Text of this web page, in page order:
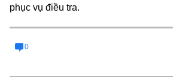
phục vụ điều tra.
0